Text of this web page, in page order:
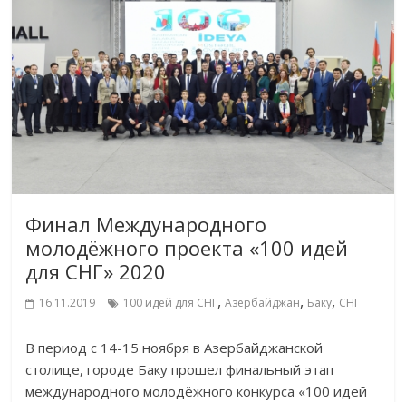
Финал Международного
молодёжного проекта «100 идей
для СНГ» 2020
16.11.2019 100 идей для СНГ,Азербайджан, Баку, СНГ
В период с 14-15 ноября в Азербайджанской
столице, городе Баку прошел финальный этап
международного молодёжного конкурса «100 идей